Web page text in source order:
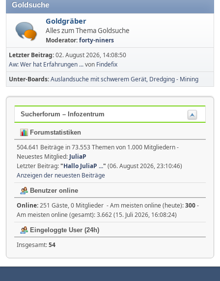
Goldsuche
Goldgräber
Alles zum Thema Goldsuche
Moderator:forty-niners
Letzter Beitrag:02. August 2026, 14:08:50
Aw: Wer hat Erfahrungen ...von Findefix
Unter-Boards Auslandsuche mit schwerem Gerät, Dredging - Mining
Sucherforum – Infozentrum
Forumstatistiken
504.641 Beiträge in 73.553 Themen von 1.000 Mitgliedern -
Neuestes Mitglied: JuliaP
Letzter Beitrag:"Hallo JuliaP ..." (06. August 2026, 23:10:46)
Anzeigen der neuesten Beiträge
Benutzer online
Online:251 Gäste, 0 Mitglieder - Am meisten online (heute):300-
Am meisten online (gesamt): 3.662 (15. Juli 2026, 16:08:24)
Eingeloggte User (24h)
Insgesamt:54